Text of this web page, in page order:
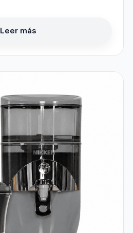
Leer más